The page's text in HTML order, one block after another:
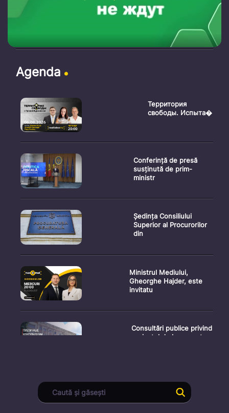
Agenda
Территория
свободы. Испыта�
Conferință de presă
susținută de prim-
ministr
Ședința Consiliului
Superior al Procurorilor
din
Ministrul Mediului,
Gheorghe Hajder, este
invitatu
Consultări publice privind
proiectul de lege pent
Consultarea Publică CP-
01, dedicată Studiilor de